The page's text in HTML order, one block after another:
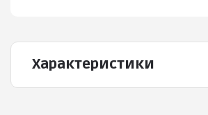
Характеристики